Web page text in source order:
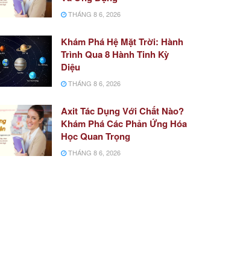
THÁNG 8 6, 2026
Khám Phá Hệ Mặt Trời: Hành
Trình Qua 8 Hành Tinh Kỳ
Diệu
THÁNG 8 6, 2026
Axit Tác Dụng Với Chất Nào?
Khám Phá Các Phản Ứng Hóa
Học Quan Trọng
THÁNG 8 6, 2026